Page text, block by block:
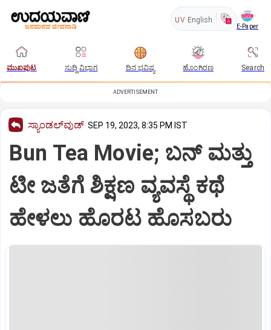
UV English
E-Paper
ಮುಖಪುಟ ಸುದ್ದಿ ವಿಭಾಗ ದಿನ ಭವಿಷ್ಯ ಹೊಂಗಿರಣ Search
ADVERTISEMENT
ಸ್ಯಾಂಡಲ್‌ವುಡ್‌ SEP 19, 2023, 8:35 PM IST
Bun Tea Movie; ಬನ್ ಮತ್ತು
ಟೀ ಜತೆಗೆ ಶಿಕ್ಷಣ ವ್ಯವಸ್ಥೆ ಕಥೆ
ಹೇಳಲು ಹೊರಟ ಹೊಸಬರು